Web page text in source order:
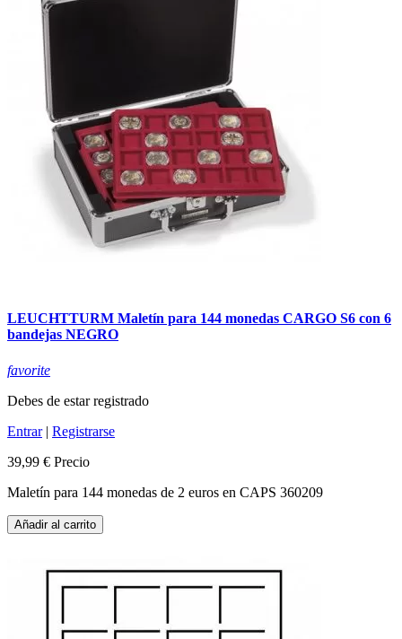
LEUCHTTURM Maletín para 144 monedas CARGO S6 con 6
bandejas NEGRO
favorite
Debes de estar registrado
Entrar| Registrarse
39,99 € Precio
Maletín para 144 monedas de 2 euros en CAPS 360209
Añadir al carrito